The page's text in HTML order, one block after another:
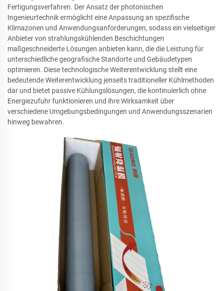
Fertigungsverfahren. Der Ansatz der photonischen
Ingenieurtechnik ermöglicht eine Anpassung an spezifische
Klimazonen und Anwendungsanforderungen, sodass ein vielseitiger
Anbieter von strahlungskühlenden Beschichtungen
maßgeschneiderte Lösungen anbieten kann, die die Leistung für
unterschiedliche geografische Standorte und Gebäudetypen
optimieren. Diese technologische Weiterentwicklung stellt eine
bedeutende Weiterentwicklung jenseits traditioneller Kühlmethoden
dar und bietet passive Kühlungslösungen, die kontinuierlich ohne
Energiezufuhr funktionieren und ihre Wirksamkeit über
verschiedene Umgebungsbedingungen und Anwendungsszenarien
hinweg bewahren.